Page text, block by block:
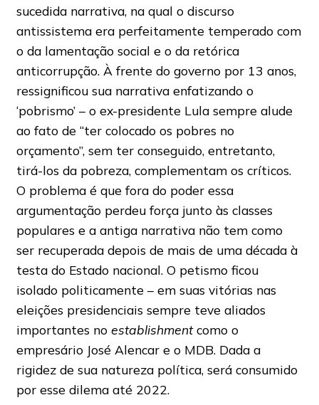
sucedida narrativa, na qual o discurso
antissistema era perfeitamente temperado com
o da lamentação social e o da retórica
anticorrupção. À frente do governo por 13 anos,
ressignificou sua narrativa enfatizando o
‘pobrismo’ – o ex-presidente Lula sempre alude
ao fato de “ter colocado os pobres no
orçamento”, sem ter conseguido, entretanto,
tirá-los da pobreza, complementam os críticos.
O problema é que fora do poder essa
argumentação perdeu força junto às classes
populares e a antiga narrativa não tem como
ser recuperada depois de mais de uma década à
testa do Estado nacional. O petismo ficou
isolado politicamente – em suas vitórias nas
eleições presidenciais sempre teve aliados
importantes no establishmentcomo o
empresário José Alencar e o MDB. Dada a
rigidez de sua natureza política, será consumido
por esse dilema até 2022.